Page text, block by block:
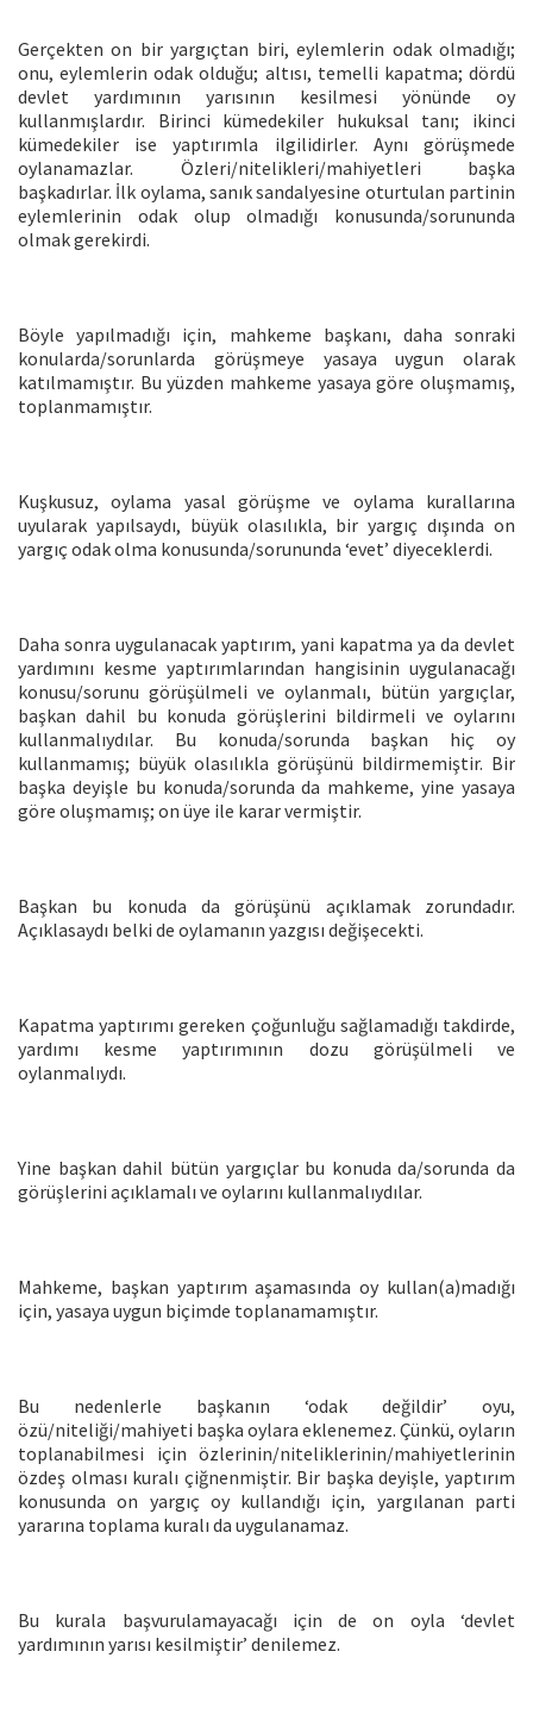
Gerçekten on bir yargıçtan biri, eylemlerin odak olmadığı;
onu, eylemlerin odak olduğu; altısı, temelli kapatma; dördü
devlet yardımının yarısının kesilmesi yönünde oy
kullanmışlardır. Birinci kümedekiler hukuksal tanı; ikinci
kümedekiler ise yaptırımla ilgilidirler. Aynı görüşmede
oylanamazlar. Özleri/nitelikleri/mahiyetleri başka
başkadırlar. İlk oylama, sanık sandalyesine oturtulan partinin
eylemlerinin odak olup olmadığı konusunda/sorununda
olmak gerekirdi.
Böyle yapılmadığı için, mahkeme başkanı, daha sonraki
konularda/sorunlarda görüşmeye yasaya uygun olarak
katılmamıştır. Bu yüzden mahkeme yasaya göre oluşmamış,
toplanmamıştır.
Kuşkusuz, oylama yasal görüşme ve oylama kurallarına
uyularak yapılsaydı, büyük olasılıkla, bir yargıç dışında on
yargıç odak olma konusunda/sorununda ‘evet’ diyeceklerdi.
Daha sonra uygulanacak yaptırım, yani kapatma ya da devlet
yardımını kesme yaptırımlarından hangisinin uygulanacağı
konusu/sorunu görüşülmeli ve oylanmalı, bütün yargıçlar,
başkan dahil bu konuda görüşlerini bildirmeli ve oylarını
kullanmalıydılar. Bu konuda/sorunda başkan hiç oy
kullanmamış; büyük olasılıkla görüşünü bildirmemiştir. Bir
başka deyişle bu konuda/sorunda da mahkeme, yine yasaya
göre oluşmamış; on üye ile karar vermiştir.
Başkan bu konuda da görüşünü açıklamak zorundadır.
Açıklasaydı belki de oylamanın yazgısı değişecekti.
Kapatma yaptırımı gereken çoğunluğu sağlamadığı takdirde,
yardımı kesme yaptırımının dozu görüşülmeli ve
oylanmalıydı.
Yine başkan dahil bütün yargıçlar bu konuda da/sorunda da
görüşlerini açıklamalı ve oylarını kullanmalıydılar.
Mahkeme, başkan yaptırım aşamasında oy kullan(a)madığı
için, yasaya uygun biçimde toplanamamıştır.
Bu nedenlerle başkanın ‘odak değildir’ oyu,
özü/niteliği/mahiyeti başka oylara eklenemez. Çünkü, oyların
toplanabilmesi için özlerinin/niteliklerinin/mahiyetlerinin
özdeş olması kuralı çiğnenmiştir. Bir başka deyişle, yaptırım
konusunda on yargıç oy kullandığı için, yargılanan parti
yararına toplama kuralı da uygulanamaz.
Bu kurala başvurulamayacağı için de on oyla ‘devlet
yardımının yarısı kesilmiştir’ denilemez.